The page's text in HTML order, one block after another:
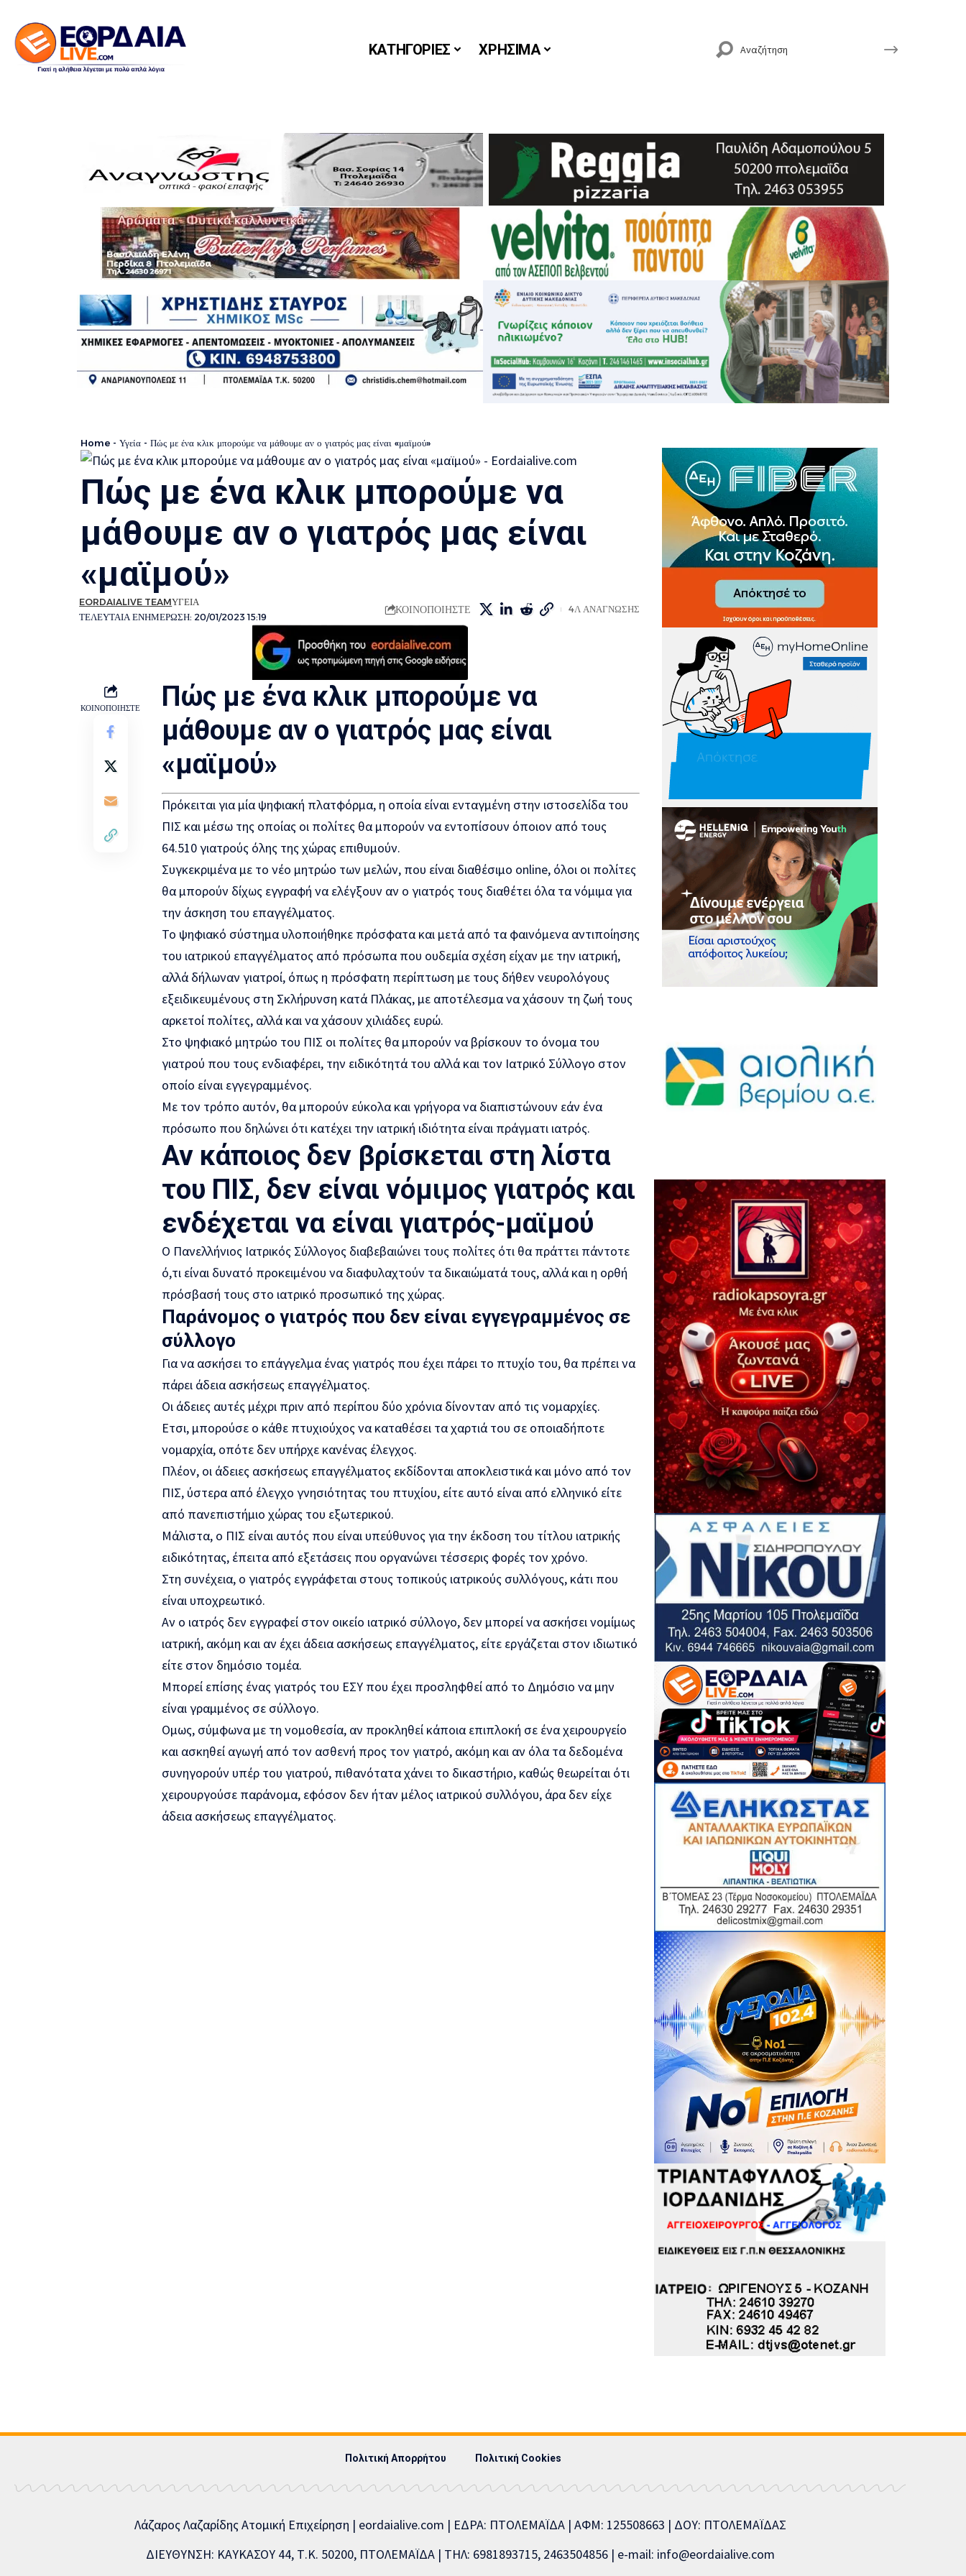
ΚΑΤΗΓΟΡΙΕΣ ΧΡΗΣΙΜΑ
Home - Υγεία - Πώς με ένα κλικ μπορούμε να μάθουμε αν ο γιατρός μας είναι «μαϊμού»
Πώς με ένα κλικ μπορούμε να
μάθουμε αν ο γιατρός μας είναι
«μαϊμού»
ΤΕΛΕΥΤΑΙΑ ΕΝΗΜΕΡΩΣΗ: 20/01/2023 15:19
EORDAIALIVE TEAMΥΓΕΙΑ
ΚΟΙΝΟΠΟΙΗΣΤΕ 4Λ ΑΝΑΓΝΩΣΗΣ
ΚΟΙΝΟΠΟΙΗΣΤΕ
Πώς με ένα κλικ μπορούμε να
μάθουμε αν ο γιατρός μας είναι
«μαϊμού»
Πρόκειται για μία ψηφιακή πλατφόρμα, η οποία είναι ενταγμένη στην ιστοσελίδα του
ΠΙΣ και μέσω της οποίας οι πολίτες θα μπορούν να εντοπίσουν όποιον από τους
64.510 γιατρούς όλης της χώρας επιθυμούν.
Συγκεκριμένα με το νέο μητρώο των μελών, που είναι διαθέσιμο online, όλοι οι πολίτες
θα μπορούν δίχως εγγραφή να ελέγξουν αν ο γιατρός τους διαθέτει όλα τα νόμιμα για
την άσκηση του επαγγέλματος.
Το ψηφιακό σύστημα υλοποιήθηκε πρόσφατα και μετά από τα φαινόμενα αντιποίησης
του ιατρικού επαγγέλματος από πρόσωπα που ουδεμία σχέση είχαν με την ιατρική,
αλλά δήλωναν γιατροί, όπως η πρόσφατη περίπτωση με τους δήθεν νευρολόγους
εξειδικευμένους στη Σκλήρυνση κατά Πλάκας, με αποτέλεσμα να χάσουν τη ζωή τους
αρκετοί πολίτες, αλλά και να χάσουν χιλιάδες ευρώ.
Στο ψηφιακό μητρώο του ΠΙΣ οι πολίτες θα μπορούν να βρίσκουν το όνομα του
γιατρού που τους ενδιαφέρει, την ειδικότητά του αλλά και τον Ιατρικό Σύλλογο στον
οποίο είναι εγγεγραμμένος.
Με τον τρόπο αυτόν, θα μπορούν εύκολα και γρήγορα να διαπιστώνουν εάν ένα
πρόσωπο που δηλώνει ότι κατέχει την ιατρική ιδιότητα είναι πράγματι ιατρός.
Αν κάποιος δεν βρίσκεται στη λίστα
του ΠΙΣ, δεν είναι νόμιμος γιατρός και
ενδέχεται να είναι γιατρός-μαϊμού
Ο Πανελλήνιος Ιατρικός Σύλλογος διαβεβαιώνει τους πολίτες ότι θα πράττει πάντοτε
ό,τι είναι δυνατό προκειμένου να διαφυλαχτούν τα δικαιώματά τους, αλλά και η ορθή
πρόσβασή τους στο ιατρικό προσωπικό της χώρας.
Παράνομος ο γιατρός που δεν είναι εγγεγραμμένος σε
σύλλογο
Για να ασκήσει το επάγγελμα ένας γιατρός που έχει πάρει το πτυχίο του, θα πρέπει να
πάρει άδεια ασκήσεως επαγγέλματος.
Οι άδειες αυτές μέχρι πριν από περίπου δύο χρόνια δίνονταν από τις νομαρχίες.
Ετσι, μπορούσε ο κάθε πτυχιούχος να καταθέσει τα χαρτιά του σε οποιαδήποτε
νομαρχία, οπότε δεν υπήρχε κανένας έλεγχος.
Πλέον, οι άδειες ασκήσεως επαγγέλματος εκδίδονται αποκλειστικά και μόνο από τον
ΠΙΣ, ύστερα από έλεγχο γνησιότητας του πτυχίου, είτε αυτό είναι από ελληνικό είτε
από πανεπιστήμιο χώρας του εξωτερικού.
Μάλιστα, ο ΠΙΣ είναι αυτός που είναι υπεύθυνος για την έκδοση του τίτλου ιατρικής
ειδικότητας, έπειτα από εξετάσεις που οργανώνει τέσσερις φορές τον χρόνο.
Στη συνέχεια, ο γιατρός εγγράφεται στους τοπικούς ιατρικούς συλλόγους, κάτι που
είναι υποχρεωτικό.
Αν ο ιατρός δεν εγγραφεί στον οικείο ιατρικό σύλλογο, δεν μπορεί να ασκήσει νομίμως
ιατρική, ακόμη και αν έχει άδεια ασκήσεως επαγγέλματος, είτε εργάζεται στον ιδιωτικό
είτε στον δημόσιο τομέα.
Μπορεί επίσης ένας γιατρός του ΕΣΥ που έχει προσληφθεί από το Δημόσιο να μην
είναι γραμμένος σε σύλλογο.
Ομως, σύμφωνα με τη νομοθεσία, αν προκληθεί κάποια επιπλοκή σε ένα χειρουργείο
και ασκηθεί αγωγή από τον ασθενή προς τον γιατρό, ακόμη και αν όλα τα δεδομένα
συνηγορούν υπέρ του γιατρού, πιθανότατα χάνει το δικαστήριο, καθώς θεωρείται ότι
χειρουργούσε παράνομα, εφόσον δεν ήταν μέλος ιατρικού συλλόγου, άρα δεν είχε
άδεια ασκήσεως επαγγέλματος.
Πολιτική Απορρήτου Πολιτική Cookies
Λάζαρος Λαζαρίδης Ατομική Επιχείρηση | eordaialive.com | ΕΔΡΑ: ΠΤΟΛΕΜΑΪΔΑ | ΑΦΜ: 125508663 | ΔΟΥ: ΠΤΟΛΕΜΑΪΔΑΣ
ΔΙΕΥΘΥΝΣΗ: ΚΑΥΚΑΣΟΥ 44, Τ.Κ. 50200, ΠΤΟΛΕΜΑΪΔΑ | ΤΗΛ: 6981893715, 2463504856 | e-mail: info@eordaialive.com